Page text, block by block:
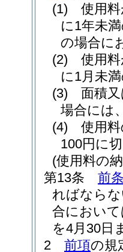
(1)
使用
に1年未
の場合に
(2)
使用
に1月未
(3)
面積
場合には
(4)
使用
100円に
(使用料の
第13条
前
ればなら
合におい
を4月30日
2
前項の規